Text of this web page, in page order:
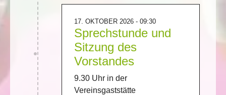
17. OKTOBER 2026 - 09:30
Sprechstunde und
Sitzung des
Vorstandes
9.30 Uhr in der
Vereinsgaststätte